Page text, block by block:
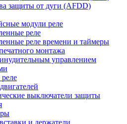
защиты от дуги (AFDD)
модули реле
реле
реле времени и таймеры
монтажа
управлением
выключатели защиты